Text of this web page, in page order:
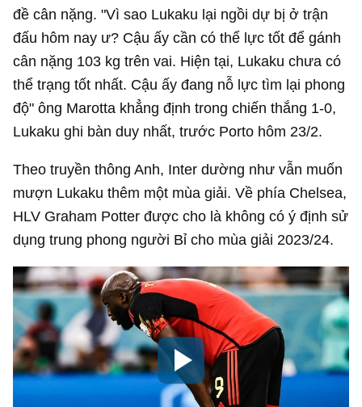
đề cân nặng. "Vì sao Lukaku lại ngồi dự bị ở trận
đấu hôm nay ư? Cậu ấy cần có thể lực tốt để gánh
cân nặng 103 kg trên vai. Hiện tại, Lukaku chưa có
thể trạng tốt nhất. Cậu ấy đang nỗ lực tìm lại phong
độ" ông Marotta khẳng định trong chiến thắng 1-0,
Lukaku ghi bàn duy nhất, trước Porto hôm 23/2.
Theo truyền thông Anh, Inter dường như vẫn muốn
mượn Lukaku thêm một mùa giải. Về phía Chelsea,
HLV Graham Potter được cho là không có ý định sử
dụng trung phong người Bỉ cho mùa giải 2023/24.